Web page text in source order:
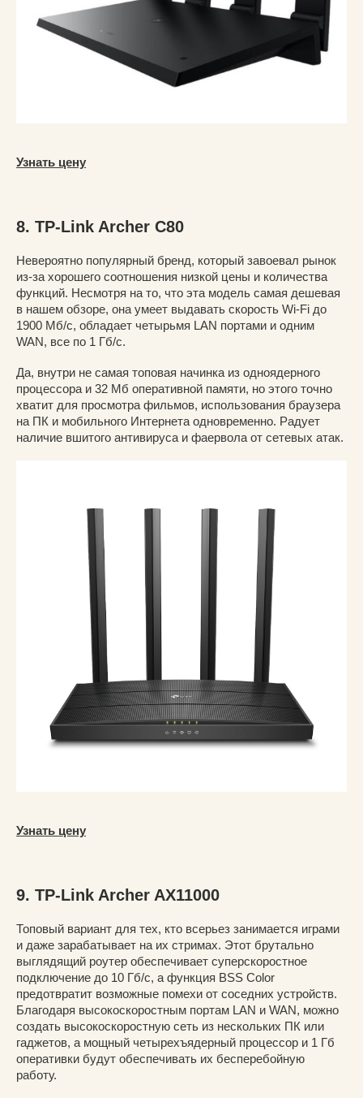
Узнать цену
8. TP-Link Archer C80
Невероятно популярный бренд, который завоевал рынок
из-за хорошего соотношения низкой цены и количества
функций. Несмотря на то, что эта модель самая дешевая
в нашем обзоре, она умеет выдавать скорость Wi-Fi до
1900 Мб/с, обладает четырьмя LAN портами и одним
WAN, все по 1 Гб/с.
Да, внутри не самая топовая начинка из одноядерного
процессора и 32 Мб оперативной памяти, но этого точно
хватит для просмотра фильмов, использования браузера
на ПК и мобильного Интернета одновременно. Радует
наличие вшитого антивируса и фаервола от сетевых атак.
Узнать цену
9. TP-Link Archer AX11000
Топовый вариант для тех, кто всерьез занимается играми
и даже зарабатывает на их стримах. Этот брутально
выглядящий роутер обеспечивает суперскоростное
подключение до 10 Гб/с, а функция BSS Color
предотвратит возможные помехи от соседних устройств.
Благодаря высокоскоростным портам LAN и WAN, можно
создать высокоскоростную сеть из нескольких ПК или
гаджетов, а мощный четырехъядерный процессор и 1 Гб
оперативки будут обеспечивать их бесперебойную
работу.